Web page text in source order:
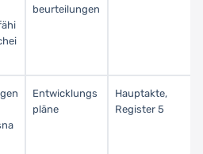
beurteilungen
Entwicklungs
pläne
Hauptakte,
Register 5